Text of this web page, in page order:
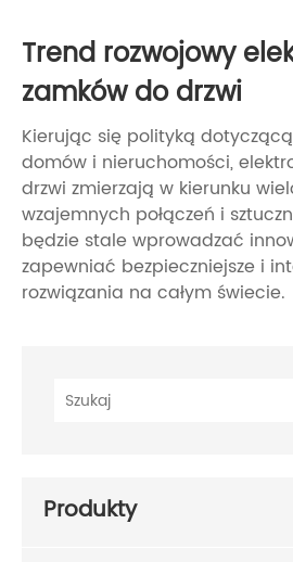
Trend rozwojowy
zamków do drzwi
Kierując się polityką
domów i nieruchomości,
drzwi zmierzają w kierunku
wzajemnych połączeń i
będzie stale wprowadzać
zapewniać bezpieczniejsze i
rozwiązania na całym świecie.
Produkty